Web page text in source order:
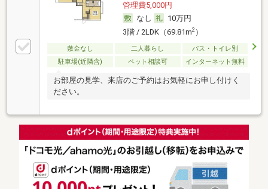
管理費5,000円
なし
10万円
3階 / 2LDK（69.81m2）
敷金なし 二人暮らし
バス・トイレ別
駐車場(近隣含)
ペット相談可 インターネット無料
お部屋の見学、来店のご予約はお気軽にお申し付けく
ださい。